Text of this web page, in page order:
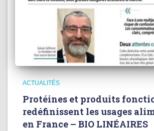
ACTUALITÉS
Protéines et produits
redéfinissent les usages
en France – BIO LINÉAIRES